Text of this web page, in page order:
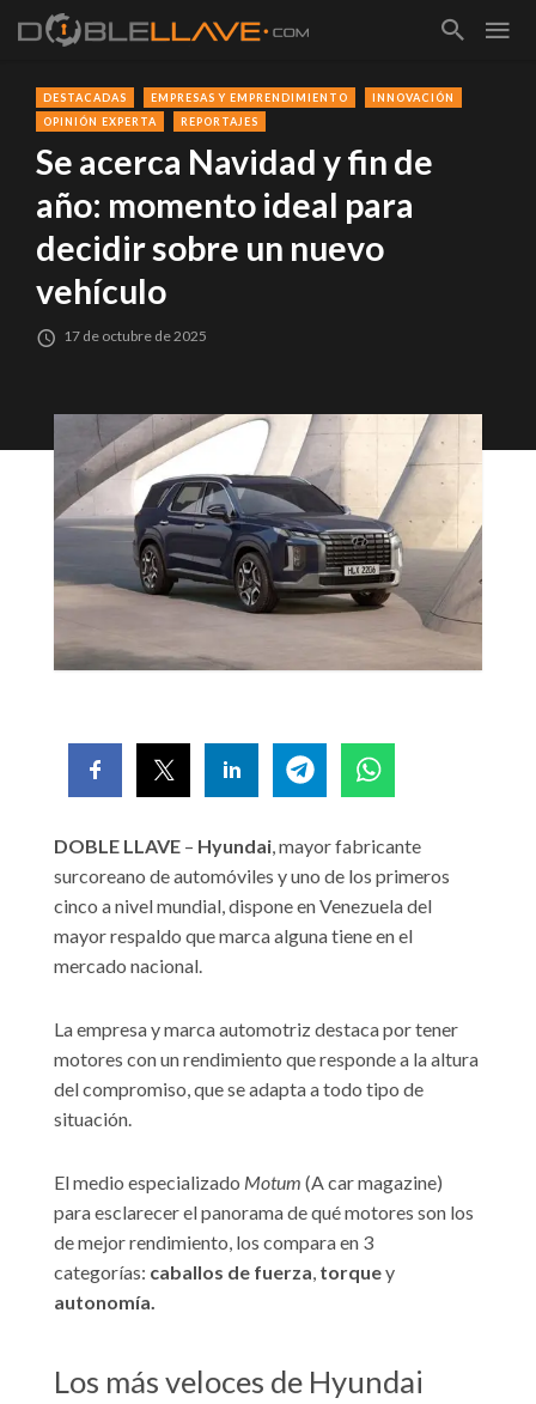
DESTACADAS EMPRESAS Y EMPRENDIMIENTO
INNOVACIÓN
OPINIÓN EXPERTA
REPORTAJES
Se acerca Navidad y fin de
año: momento ideal para
decidir sobre un nuevo
vehículo
17 de octubre de 2025
DOBLE LLAVE – Hyundai , mayor fabricante
surcoreano de automóviles y uno de los primeros
cinco a nivel mundial, dispone en Venezuela del
mayor respaldo que marca alguna tiene en el
mercado nacional.
La empresa y marca automotriz destaca por tener
motores con un rendimiento que responde a la altura
del compromiso, que se adapta a todo tipo de
situación.
El medio especializado Motum (A car magazine)
para esclarecer el panorama de qué motores son los
de mejor rendimiento, los compara en 3
categorías: caballos de fuerza torquey
autonomía.
Los más veloces de Hyundai